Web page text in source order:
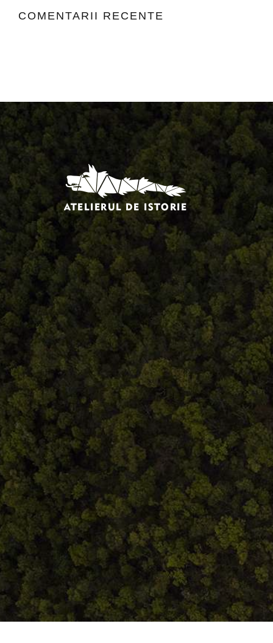
COMENTARII RECENTE
Comandă, plată, livrare
Întreținere produse
Facebook.com/atelieruldeistorie
Contact@atelieruldeistorie.ro
0748.884.543
Termeni și condiții
ANPC
Home Despre noi Produse
Contact
Termeni și condiții
S.C. Atelierul de istorie SRL
J12/419/2016
CIF 35566674
RO48ROIN4021ZZ6H9WDUW2T2 Salt Bank